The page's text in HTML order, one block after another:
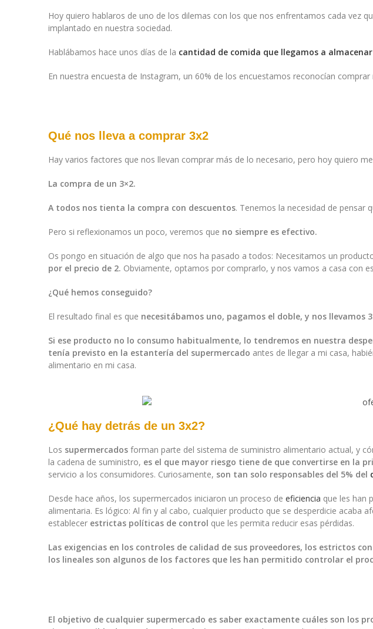
Hoy quiero hablaros de uno de los dilemas con los que nos enfrentamos cada vez
implantado en nuestra sociedad.
Hablábamos hace unos días de la cantidad de comida que llegamos a almacenar
En nuestra encuesta de Instagram, un 60% de los encuestamos reconocían
Qué nos lleva a comprar 3x2
Hay varios factores que nos llevan comprar más de lo necesario, pero hoy quiero
La compra de un 3×2.
A todos nos tienta la compra con descuentos. Tenemos la necesidad de pensar
Pero si reflexionamos un poco, veremos que no siempre es efectivo.
Os pongo en situación de algo que nos ha pasado a todos: Necesitamos un
por el precio de 2. Obviamente, optamos por comprarlo, y nos vamos a casa con
¿Qué hemos conseguido?
El resultado final es que necesitábamos uno, pagamos el doble, y nos llevamos
Si ese producto no lo consumo habitualmente, lo tendremos en nuestra
tenía previsto en la estantería del supermercado antes de llegar a mi casa,
alimentario en mi casa.
¿Qué hay detrás de un 3x2?
Los supermercados forman parte del sistema de suministro alimentario actual, y
la cadena de suministro, es el que mayor riesgo tiene de que convertirse en la
servicio a los consumidores. Curiosamente, son tan solo responsables del 5% del
Desde hace años, los supermercados iniciaron un proceso de eficiencia que les han
alimentaria. Es lógico: Al fin y al cabo, cualquier producto que se desperdicie
establecer estrictas políticas de control que les permita reducir esas pérdidas.
Las exigencias en los controles de calidad de sus proveedores, los estrictos
los lineales son algunos de los factores que les han permitido controlar el
El objetivo de cualquier supermercado es saber exactamente cuáles son los